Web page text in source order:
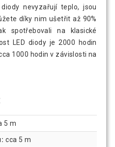
nevyzařují teplo, jsou
díky nim ušetřit až 90%
spotřebovali na klasické
LED diody je 2000 hodin
1000 hodin v závislosti na
5 m
cca 5 m